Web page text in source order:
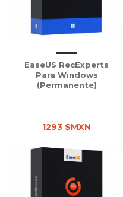
EaseUS RecExperts
Para Windows
(Permanente)
1293 $MXN